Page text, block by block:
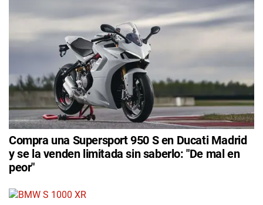
Compra una Supersport 950 S en Ducati Madrid
y se la venden limitada sin saberlo: "De mal en
peor"